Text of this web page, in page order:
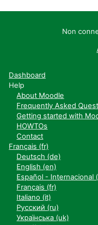
Non
Dashboard
Help
About Moodle
Frequently Asked
Getting started with
HOWTOs
Contact
Français ‎(fr)‎
Deutsch ‎(de)‎
English ‎(en)‎
Español - Internacional
Français ‎(fr)‎
Italiano ‎(it)‎
Русский ‎(ru)‎
Українська ‎(uk)‎